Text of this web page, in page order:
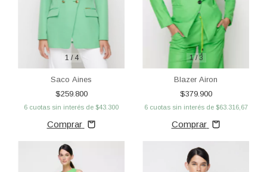
1 / 4
Saco Aines
$259.800
6 cuotas sin interés de $43.300
Comprar
1/3
Blazer Airon
$379.900
6 cuotas sin interés de $63.316,67
Comprar